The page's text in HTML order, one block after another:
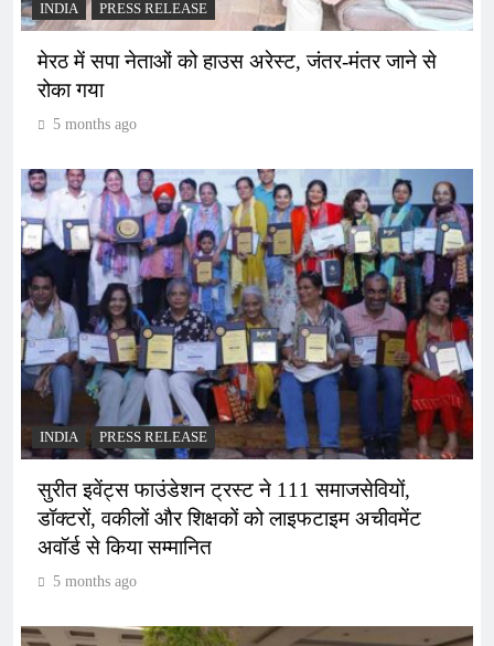
INDIA PRESS RELEASE
मेरठ में सपा नेताओं को हाउस अरेस्ट, जंतर-मंतर जाने से
रोका गया
5 months ago
INDIA PRESS RELEASE
सुरीत इवेंट्स फाउंडेशन ट्रस्ट ने 111 समाजसेवियों,
डॉक्टरों, वकीलों और शिक्षकों को लाइफटाइम अचीवमेंट
अवॉर्ड से किया सम्मानित
5 months ago